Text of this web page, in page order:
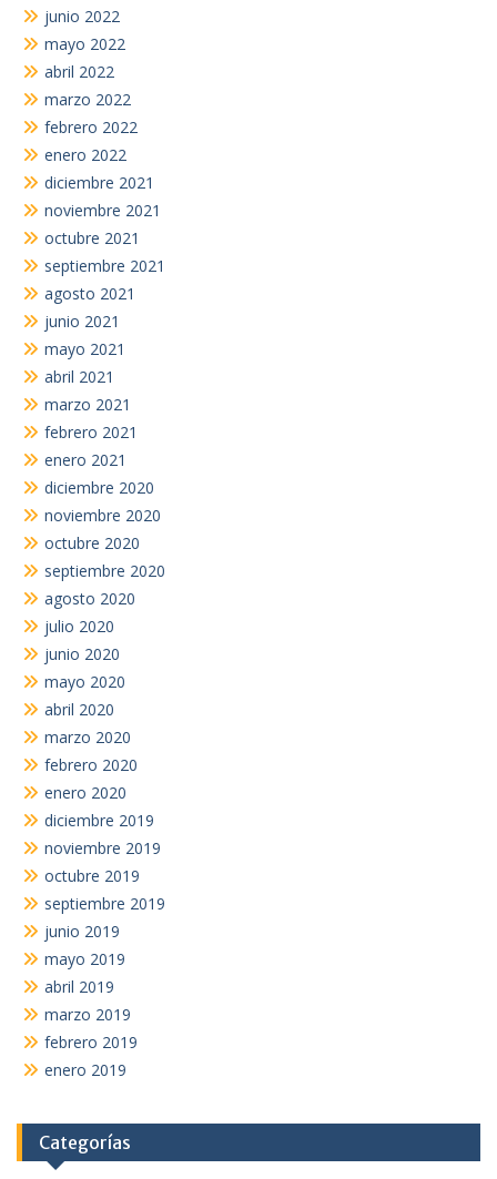
junio 2022
mayo 2022
abril 2022
marzo 2022
febrero 2022
enero 2022
diciembre 2021
noviembre 2021
octubre 2021
septiembre 2021
agosto 2021
junio 2021
mayo 2021
abril 2021
marzo 2021
febrero 2021
enero 2021
diciembre 2020
noviembre 2020
octubre 2020
septiembre 2020
agosto 2020
julio 2020
junio 2020
mayo 2020
abril 2020
marzo 2020
febrero 2020
enero 2020
diciembre 2019
noviembre 2019
octubre 2019
septiembre 2019
junio 2019
mayo 2019
abril 2019
marzo 2019
febrero 2019
enero 2019
Categorías